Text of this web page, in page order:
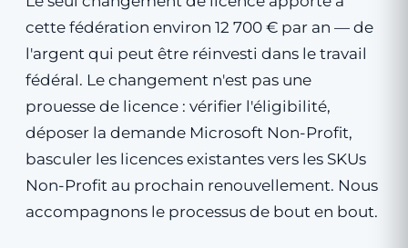
cette fédération environ 12 700 € par an — de
l'argent qui peut être réinvesti dans le travail
fédéral. Le changement n'est pas une
prouesse de licence : vérifier l'éligibilité,
déposer la demande Microsoft Non-Profit,
basculer les licences existantes vers les SKUs
Non-Profit au prochain renouvellement. Nous
accompagnons le processus de bout en bout.